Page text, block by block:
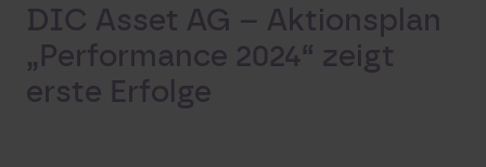
DIC Asset AG – Aktionsplan
„Performance 2024“ zeigt
erste Erfolge